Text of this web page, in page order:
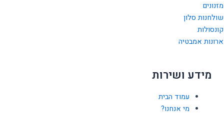
מזנונים
שולחנות סלון
קונסולות
ארונות אמבטיה
מידע ושירות
עמוד הבית
מי אנחנו?